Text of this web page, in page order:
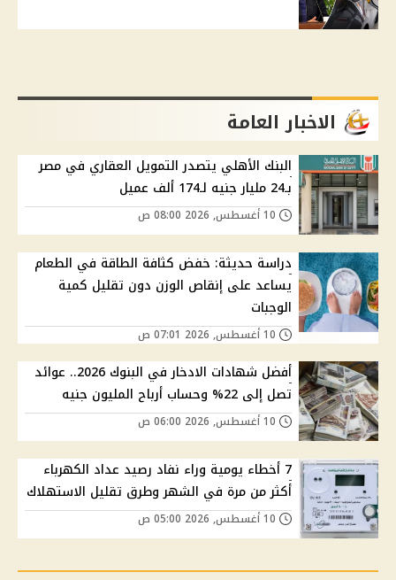
الاخبار العامة
البنك الأهلي يتصدر التمويل العقاري في مصر
بـ24 مليار جنيه لـ174 ألف عميل
دراسة حديثة: خفض كثافة الطاقة في الطعام
يساعد على إنقاص الوزن دون تقليل كمية
الوجبات
أفضل شهادات الادخار في البنوك 2026.. عوائد
تصل إلى 22% وحساب أرباح المليون جنيه
7 أخطاء يومية وراء نفاد رصيد عداد الكهرباء
أكثر من مرة في الشهر وطرق تقليل الاستهلاك